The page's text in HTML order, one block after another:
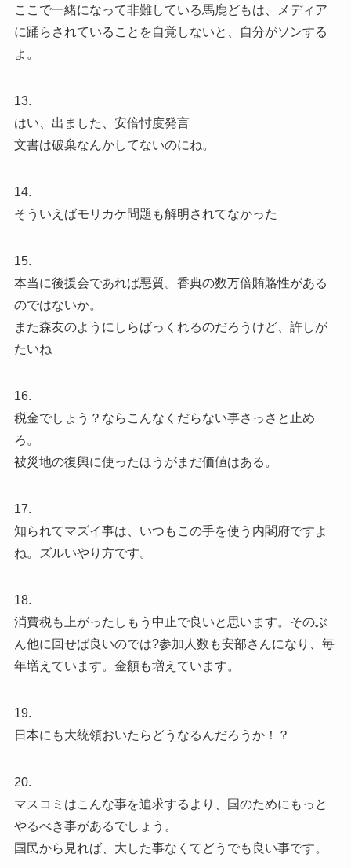
ここで一緒になって非難している馬鹿どもは、メディア
に踊らされていることを自覚しないと、自分がソンする
よ。
13.
はい、出ました、安倍忖度発言
文書は破棄なんかしてないのにね。
14.
そういえばモリカケ問題も解明されてなかった
15.
本当に後援会であれば悪質。香典の数万倍賄賂性がある
のではないか。
また森友のようにしらばっくれるのだろうけど、許しが
たいね
16.
税金でしょう？ならこんなくだらない事さっさと止め
ろ。
被災地の復興に使ったほうがまだ価値はある。
17.
知られてマズイ事は、いつもこの手を使う内閣府ですよ
ね。ズルいやり方です。
18.
消費税も上がったしもう中止で良いと思います。そのぶ
ん他に回せば良いのでは?参加人数も安部さんになり、毎
年増えています。金額も増えています。
19.
日本にも大統領おいたらどうなるんだろうか！？
20.
マスコミはこんな事を追求するより、国のためにもっと
やるべき事があるでしょう。
国民から見れば、大した事なくてどうでも良い事です。